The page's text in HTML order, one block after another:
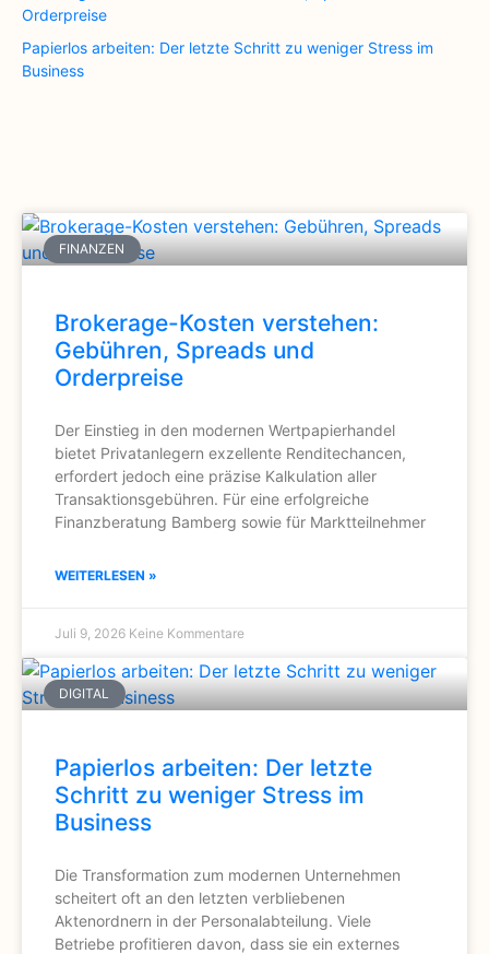
Orderpreise
Papierlos arbeiten: Der letzte Schritt zu weniger Stress im
Business
FINANZEN
Brokerage-Kosten verstehen:
Gebühren, Spreads und
Orderpreise
Der Einstieg in den modernen Wertpapierhandel
bietet Privatanlegern exzellente Renditechancen,
erfordert jedoch eine präzise Kalkulation aller
Transaktionsgebühren. Für eine erfolgreiche
Finanzberatung Bamberg sowie für Marktteilnehmer
WEITERLESEN »
Juli 9, 2026 Keine Kommentare
DIGITAL
Papierlos arbeiten: Der letzte
Schritt zu weniger Stress im
Business
Die Transformation zum modernen Unternehmen
scheitert oft an den letzten verbliebenen
Aktenordnern in der Personalabteilung. Viele
Betriebe profitieren davon, dass sie ein externes